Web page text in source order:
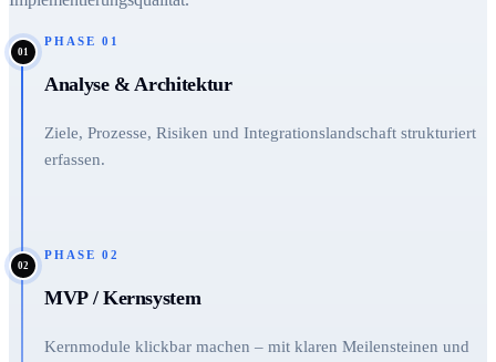
01
PHASE 01
Analyse & Architektur
Ziele, Prozesse, Risiken und Integrationslandschaft strukturiert
erfassen.
02
PHASE 02
MVP / Kernsystem
Kernmodule klickbar machen – mit klaren Meilensteinen und